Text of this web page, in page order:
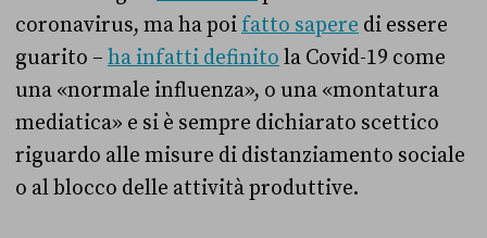
coronavirus, ma ha poi fatto sapere di essere
guarito – ha infatti definito la Covid-19 come
una «normale influenza», o una «montatura
mediatica» e si è sempre dichiarato scettico
riguardo alle misure di distanziamento sociale
o al blocco delle attività produttive.